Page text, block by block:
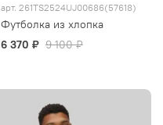
арт. 261TS2524UJ00686(57618)
Футболка из хлопка
6 370 ₽ 9 100 ₽